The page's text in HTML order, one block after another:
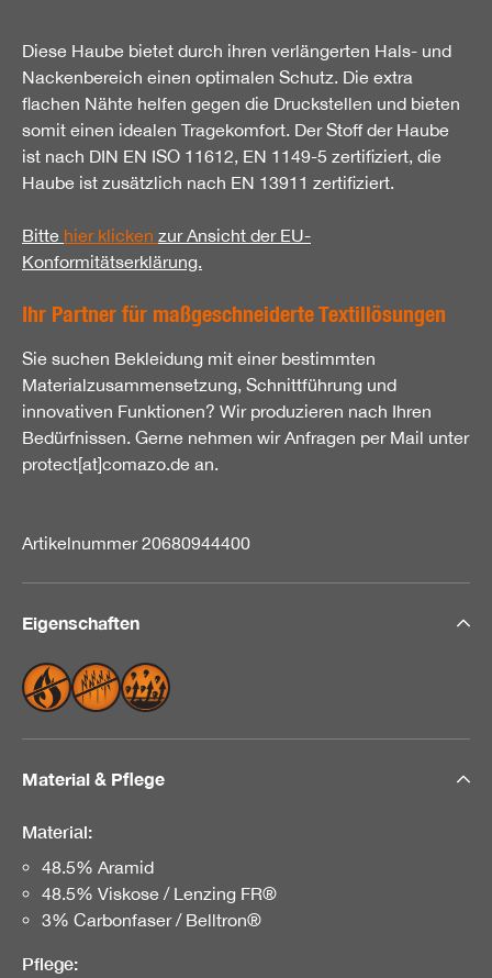
Diese Haube bietet durch ihren verlängerten Hals- und
Nackenbereich einen optimalen Schutz. Die extra
flachen Nähte helfen gegen die Druckstellen und bieten
somit einen idealen Tragekomfort. Der Stoff der Haube
ist nach DIN EN ISO 11612, EN 1149-5 zertifiziert, die
Haube ist zusätzlich nach EN 13911 zertifiziert.
Bitte hier klicken zur Ansicht der EU-
Konformitätserklärung.
Ihr Partner für maßgeschneiderte Textillösungen
Sie suchen Bekleidung mit einer bestimmten
Materialzusammensetzung, Schnittführung und
innovativen Funktionen? Wir produzieren nach Ihren
Bedürfnissen. Gerne nehmen wir Anfragen per Mail unter
protect[at]comazo.de an.
Artikelnummer 20680944400
Eigenschaften
Material & Pflege
Material:
48.5% Aramid
48.5% Viskose / Lenzing FR®
3% Carbonfaser / Belltron®
Pflege: